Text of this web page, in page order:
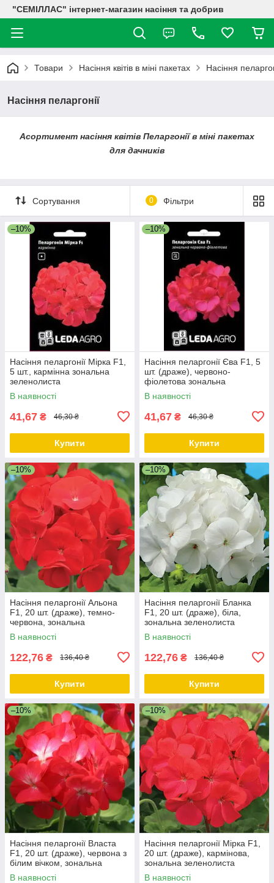
"СЕМІЛЛАС" інтернет-магазин насіння та добрив
Товари Насіння квітів в міні пакетах Насіння
Насіння пеларгонії
Асортимент насіння квітів Пеларгонії в міні пакетах
для дачників
Сортування 0 Фільтри
–10%
Насіння пеларгонії Мірка F1,
5 шт., кармінна зональна
зеленолиста
В наявності
41,67 ₴ 46,30 ₴
Купити
–10%
Насіння пеларгонії Єва F1, 5
шт. (драже), червоно-
фіолетова зональна
зеленолиста
В наявності
41,67 ₴ 46,30 ₴
Купити
–10%
Насіння пеларгонії Альона
F1, 20 шт. (драже), темно-
червона, зональна
зеленолиста
В наявності
122,76 ₴ 136,40 ₴
Купити
–10%
Насіння пеларгонії Бланка
F1, 20 шт. (драже), біла,
зональна зеленолиста
В наявності
122,76 ₴ 136,40 ₴
Купити
–10%
Насіння пеларгонії Власта
F1, 20 шт. (драже), червона з
білим вічком, зональна
зеленолиста
В наявності
–10%
Насіння пеларгонії Мірка F1,
20 шт. (драже), кармінова,
зональна зеленолиста
В наявності